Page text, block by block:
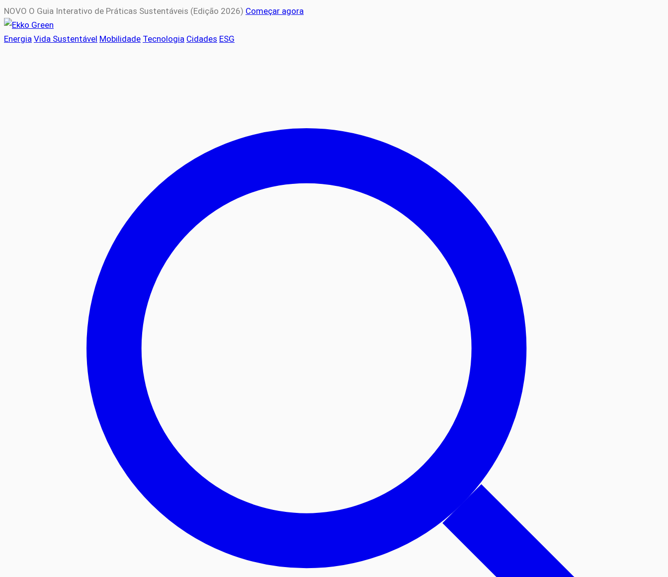
NOVO O Guia Interativo de Práticas Sustentáveis (Edição 2026) Começar agora
Energia Vida Sustentável Mobilidade Tecnologia Cidades ESG